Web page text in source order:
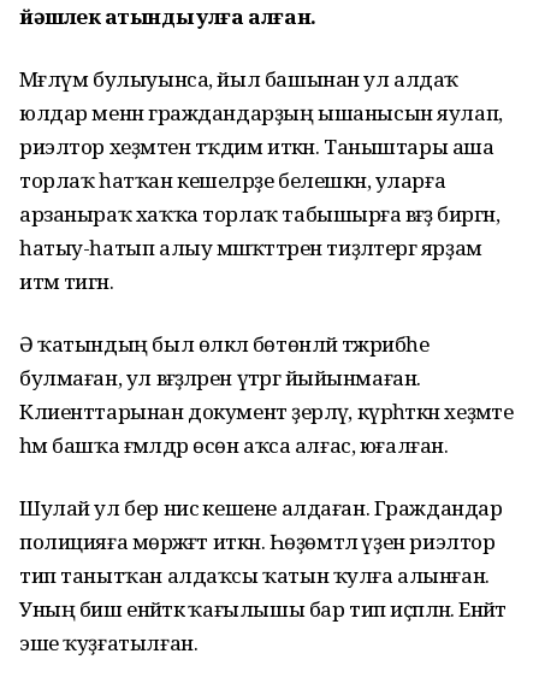
йәшлек ҡатынды ҡулға алған.
Мәғлүм булыуынса, йыл башынан ул алдаҡ
юлдар менән граждандарҙың ышанысын яулап,
риэлтор хеҙмәтен тәҡдим иткән. Таныштары аша
торлаҡ һатҡан кешеләрҙе белешкән, уларға
арзаныраҡ хаҡҡа торлаҡ табышырға вәғәҙә биргән,
һатыу-һатып алыу мәшәҡәттәрен тиҙләтергә ярҙам
итәм тигән.
Ә ҡатындың был өлкәлә бөтөнләй тәжрибәһе
булмаған, ул вәғәҙәләрен үтәргә йыйынмаған.
Клиенттарынан документ әҙерләү, күрһәткән хеҙмәте
һәм башҡа ғәмәлдәр өсөн аҡса алғас, юғалған.
Шулай ул бер нисә кешене алдаған. Граждандар
полицияға мөрәжәғәт иткән. Һөҙөмтәлә үҙен риэлтор
тип танытҡан алдаҡсы ҡатын ҡулға алынған.
Уның биш енәйәткә ҡағылышы бар тип иҫәпләнә. Енәйәт
эше ҡуҙғатылған.